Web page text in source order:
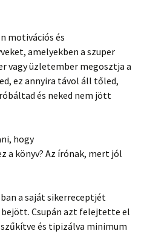
motivációs és
amelyekben a szuper
vagy üzletember megosztja a
ez annyira távol áll tőled,
és neked nem jött
hogy
a könyv? Az írónak, mert jól
a saját sikerreceptjét
Csupán azt felejtette el
és tipizálva minimum